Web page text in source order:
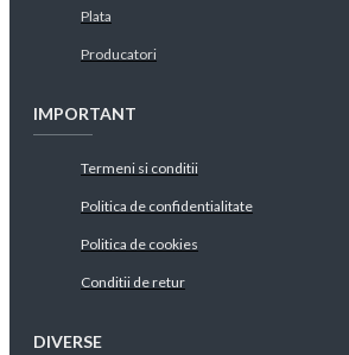
Plata
Producatori
IMPORTANT
Termeni si conditii
Politica de confidentialitate
Politica de cookies
Conditii de retur
DIVERSE